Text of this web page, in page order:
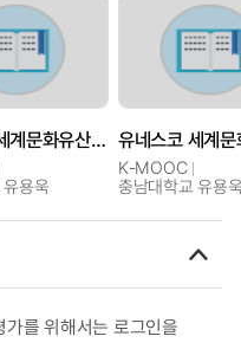
유네스코 세계문화유산 탐방
용욱
K-MOOC
충남대학교 유용
를 위해서는 로그인을